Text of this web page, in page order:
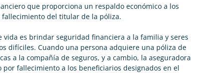
que proporciona un respaldo económico a los
fallecimiento del titular de la póliza.
es brindar seguridad financiera a la familia y seres
difíciles. Cuando una persona adquiere una póliza de
a la compañía de seguros, y a cambio, la aseguradora
fallecimiento a los beneficiarios designados en el